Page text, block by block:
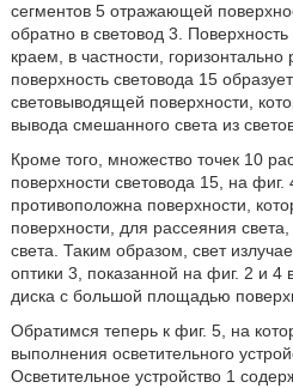
сегментов 5 отражающей
обратно в световод 3.
краем, в частности,
поверхность световода 15
световыводящей поверхности,
вывода смешанного света из
Кроме того, множество точек 10
поверхности световода 15, на фиг.
противоположна поверхности,
поверхности, для рассеяния
света. Таким образом, свет
оптики 3, показанной на фиг. 2 и 4
диска с большой площадью
Обратимся теперь к фиг. 5, на
выполнения осветительного
Осветительное устройство 1